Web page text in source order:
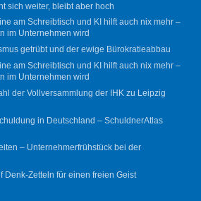
sich weiter, bleibt aber hoch
am Schreibtisch und KI hilft auch nix mehr –
im Unternehmen wird
getrübt und der ewige Bürokratieabbau
am Schreibtisch und KI hilft auch nix mehr –
im Unternehmen wird
der Vollversammlung der IHK zu Leipzig
in Deutschland – SchuldnerAtlas
– Unternehmerfrühstück bei der
Denk-Zetteln für einen freien Geist